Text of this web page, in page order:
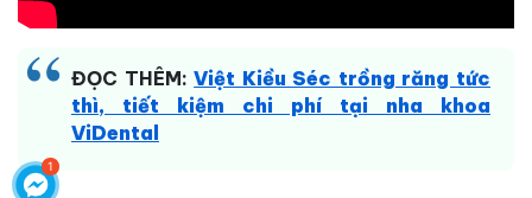
ĐỌC THÊM:Việt Kiều Séc trồng răng tức
thì, tiết kiệm chi phí tại nha khoa
ViDental